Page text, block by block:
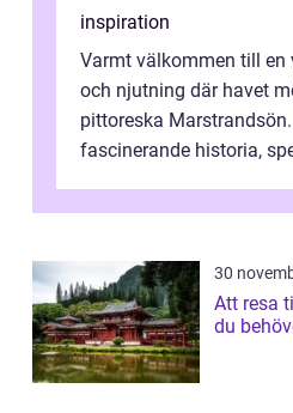
inspiration
Varmt välkommen till en
och njutning där havet
pittoreska
fascinerande historia,
30
Att resa
du